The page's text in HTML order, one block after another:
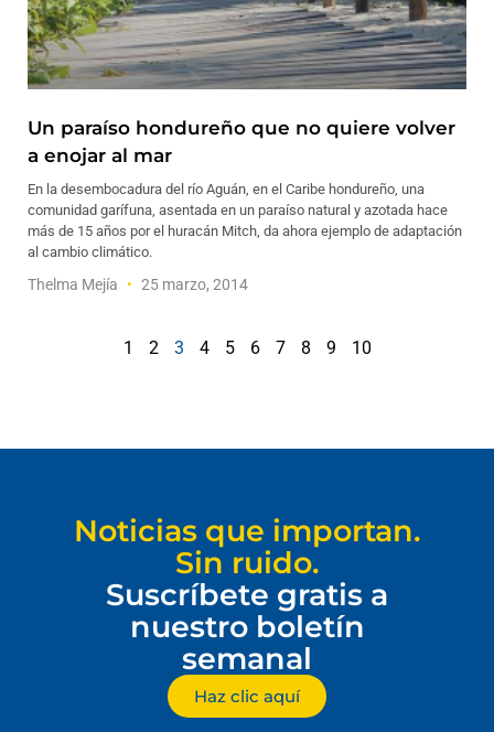
Un paraíso hondureño que no quiere volver
a enojar al mar
En la desembocadura del río Aguán, en el Caribe hondureño, una
comunidad garífuna, asentada en un paraíso natural y azotada hace
más de 15 años por el huracán Mitch, da ahora ejemplo de adaptación
al cambio climático.
Thelma Mejía 25 marzo, 2014
1 2 3 4 5 6 7 8 9 10
Noticias que importan.
Sin ruido.
Suscríbete gratis a
nuestro boletín
semanal
Haz clic aquí